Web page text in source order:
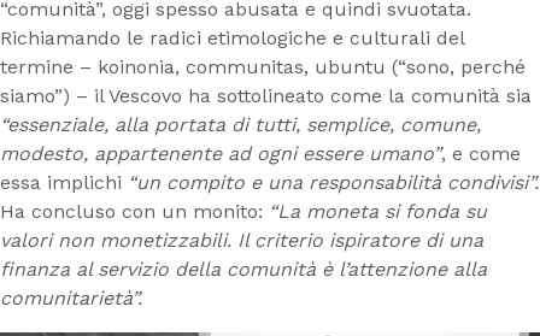
“comunità”, oggi spesso abusata e quindi svuotata.
Richiamando le radici etimologiche e culturali del
termine – koinonia, communitas, ubuntu (“sono, perché
siamo”) – il Vescovo ha sottolineato come la comunità sia
“essenziale, alla portata di tutti, semplice, comune,
modesto, appartenente ad ogni essere umano”, e come
essa implichi “un compito e una responsabilità condivisi”.
Ha concluso con un monito: “La moneta si fonda su
valori non monetizzabili. Il criterio ispiratore di una
finanza al servizio della comunità è l’attenzione alla
comunitarietà”.